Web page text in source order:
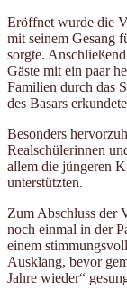
Eröffnet wurde die
mit seinem Gesang
sorgte.
Gäste mit ein paar
Familien durch das
des Basars
Besonders
Realschülerinnen
allem die jüngeren
unterstützten.
Zum Abschluss der
noch einmal in der
einem
Ausklang, bevor
Jahre wieder“